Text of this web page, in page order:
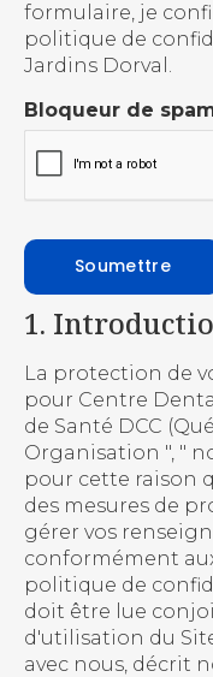
formulaire, je
politique de
Jardins Dorval.
Bloqueur de
1.
La protection de
pour Centre
de Santé DCC
Organisation ", "
pour cette raison
des mesures de
gérer vos
conformément
politique de
doit être lue
d'utilisation du
avec nous, décrit